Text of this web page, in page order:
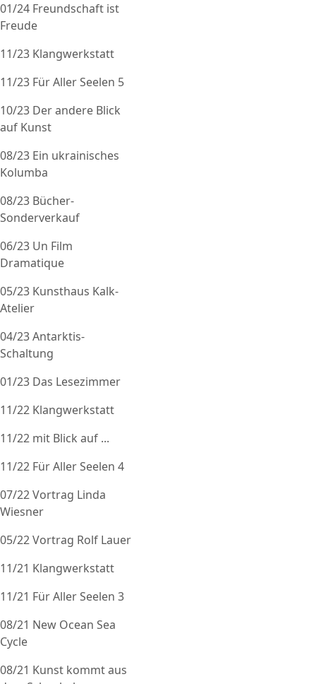
01/24 Freundschaft ist
Freude
11/23 Klangwerkstatt
11/23 Für Aller Seelen 5
10/23 Der andere Blick
auf Kunst
08/23 Ein ukrainisches
Kolumba
08/23 Bücher-
Sonderverkauf
06/23 Un Film
Dramatique
05/23 Kunsthaus Kalk-
Atelier
04/23 Antarktis-
Schaltung
01/23 Das Lesezimmer
11/22 Klangwerkstatt
11/22 mit Blick auf ...
11/22 Für Aller Seelen 4
07/22 Vortrag Linda
Wiesner
05/22 Vortrag Rolf Lauer
11/21 Klangwerkstatt
11/21 Für Aller Seelen 3
08/21 New Ocean Sea
Cycle
08/21 Kunst kommt aus